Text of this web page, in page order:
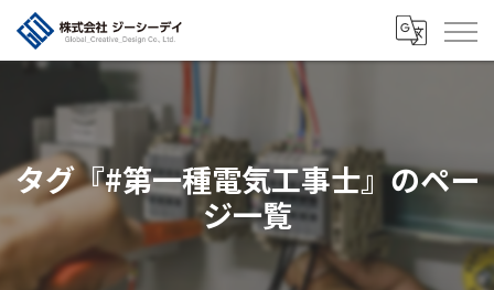
タグ『#第一種電気工事士』のペー
ジ一覧